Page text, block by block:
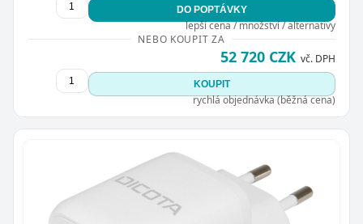
DO POPTÁVKY
lepší cena / množství / alternativy
NEBO KOUPIT ZA
52 720 CZK vč. DPH
KOUPIT
rychlá objednávka (běžná cena)